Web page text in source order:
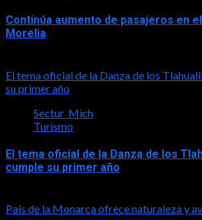
Continúa aumento de pasajeros en
Morelia
El tema oficial de la Danza de los
su primer año
Sectur_Mich
Turismo
El tema oficial de la Danza de los
cumple su primer año
País de la Monarca ofrece naturaleza y